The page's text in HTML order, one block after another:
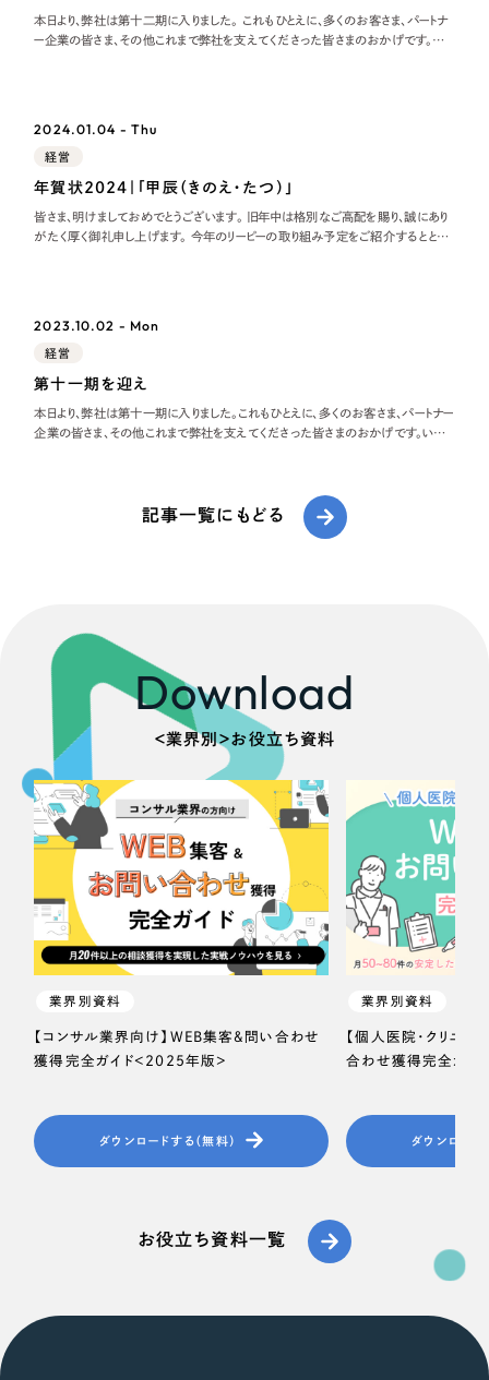
本日より、弊社は第十二期に入りました。 これもひとえに、多くのお客さま、パートナ
ー企業の皆さま、その他これまで弊社を支えてくださった皆さまのおかげです。い
2024.01.04 - Thu
経営
年賀状2024｜「甲辰（きのえ・たつ）」
皆さま、明けましておめでとうございます。 旧年中は格別なご高配を賜り、誠にあり
がたく厚く御礼申し上げます。 今年のリーピーの取り組み予定をご紹介するととも
2023.10.02 - Mon
経営
第十一期を迎え
本日より、弊社は第十一期に入りました。これもひとえに、多くのお客さま、パートナー
企業の皆さま、その他これまで弊社を支えてくださった皆さまのおかげです。いつ
記事一覧にもどる
Download
＜業界別＞お役立ち資料
業界別資料
【コンサル業界向け】WEB集客＆問い合わせ
獲得完全ガイド＜2025年版＞
ダウンロードする（無料）
業界別資料
【個人医院・クリニッ
合わせ獲得完全ガイ
ダウンロード
お役立ち資料一覧